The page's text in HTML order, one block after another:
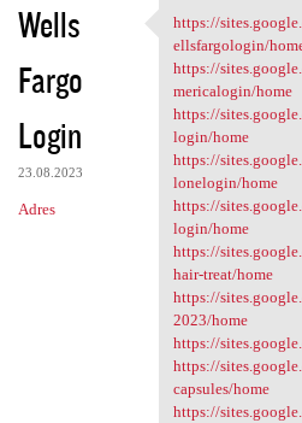
Wells
Fargo
Login
23.08.2023
Adres
https://
https://
ellsfargologin/
https://
mericalogin/home
https://
login/home
https://
lonelogin/home
https://
login/home
https://
hair-treat/home
https://
2023/home
https://
https://
capsules/home
https://